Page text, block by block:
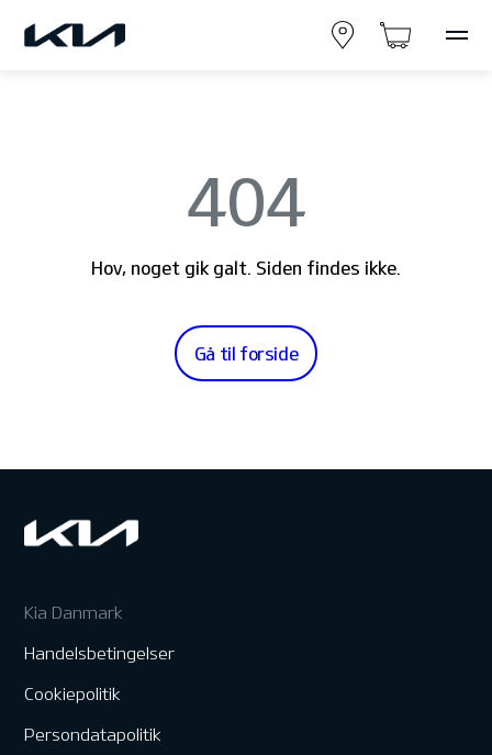
404
Hov, noget gik galt. Siden findes ikke.
Gå til forside
Kia Danmark
Handelsbetingelser
Cookiepolitik
Persondatapolitik